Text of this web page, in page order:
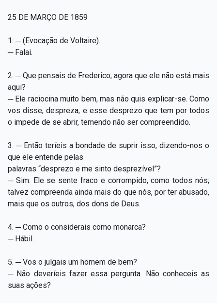
25 DE MARÇO DE 1859
1. ─ (Evocação de Voltaire).
─ Falai.
2. ─ Que pensais de Frederico, agora que ele não está mais
aqui?
─ Ele raciocina muito bem, mas não quis explicar-se. Como
vos disse, despreza, e esse desprezo que tem por todos
o impede de se abrir, temendo não ser compreendido.
3. ─ Então teríeis a bondade de suprir isso, dizendo-nos o
que ele entende pelas
palavras “desprezo e me sinto desprezível”?
─ Sim. Ele se sente fraco e corrompido, como todos nós;
talvez compreenda ainda mais do que nós, por ter abusado,
mais que os outros, dos dons de Deus.
4. ─ Como o considerais como monarca?
─ Hábil.
5. ─ Vos o julgais um homem de bem?
─ Não deveríeis fazer essa pergunta. Não conheceis as
suas ações?